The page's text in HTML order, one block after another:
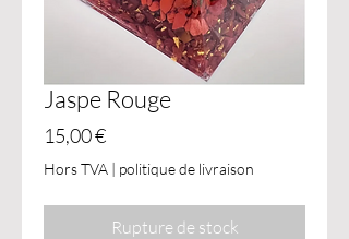
Jaspe Rouge
15,00 €Prix
Hors TVA | politique de livraison
Rupture de stock